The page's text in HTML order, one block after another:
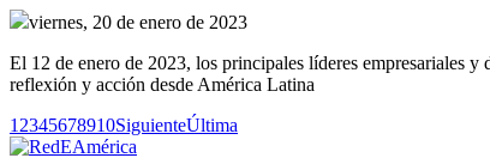
viernes, 20 de enero de 2023
El 12 de enero de 2023, los principales líderes empresariales
reflexión y acción desde América Latina
1 2345678910SiguienteÚltima